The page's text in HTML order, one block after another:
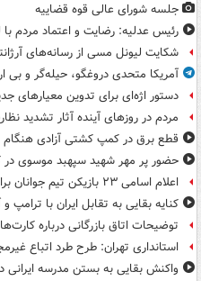
جلسه شورای عالی قوه قضاییه
رئیس عدلیه: رضایت و اعتماد مردم
شکایت لیونل مسی از رسانه‌های
آمریکا متحدی دروغگو، حیله‌گر و
دستور اژه‌ای برای تدوین معیارهای
مردم در روزهای آینده آثار تشدید
قطع برق در کمپ کشتی آزادی هنگام
حضور پر مهر شهید سپهبد موسوی در
اعلام اسامی ۲۳ بازیکن تیم جوانان برای انتخابی جام ملت‌ها
کنایه بقایی به تقابل ایران با ترامپ
توضیحات اتاق بازرگانی درباره
استانداری تهران: طرح طرد اتباع
واکنش بقایی به بستن مدرسه ایرانی